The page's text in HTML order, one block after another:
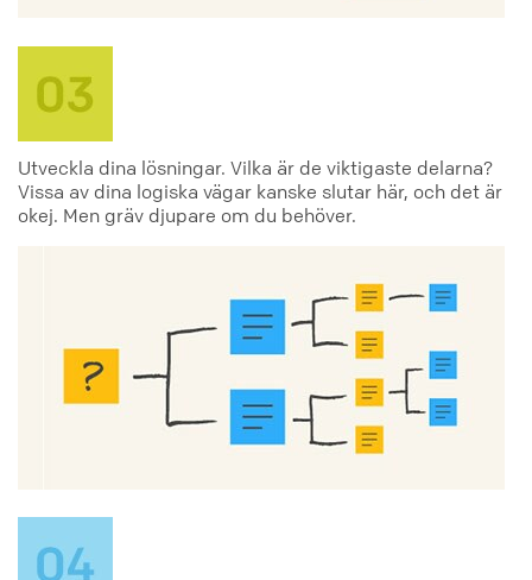
Utveckla dina lösningar. Vilka är de viktigaste delarna?
Vissa av dina logiska vägar kanske slutar här, och det är
okej. Men gräv djupare om du behöver.